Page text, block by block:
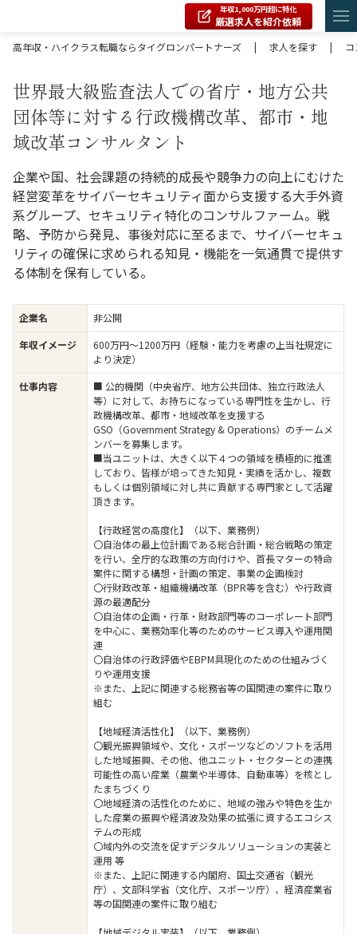
年収1,000万円超に特化
厳選求人を紹介依頼
高年収・ハイクラス転職ならタイグロンパートナーズ
| 求人を探す |
世界最大級監査法人での省庁・地方公共
団体等に対する行政機構改革、都市・地
域改革コンサルタント
企業や国、社会課題の持続的成長や競争力の向上にむけた
経営変革をサイバーセキュリティ面から支援する大手外資
系グループ、セキュリティ特化のコンサルファーム。戦
略、予防から発見、事後対応に至るまで、サイバーセキュ
リティの確保に求められる知見・機能を一気通貫で提供す
る体制を保有している。
企業名
非公開
年収イメージ
600万円〜1200万円（経験・能力を考慮の上当社規定に
より決定）
仕事内容
■ 公的機関（中央省庁、地方公共団体、独立行政法人
等）に対して、お持ちになっている専門性を生かし、行
政機構改革、都市・地域改革を支援する
GSO（Government Strategy & Operations）のチームメ
ンバーを募集します。
■当ユニットは、大きく以下４つの領域を積極的に推進
しており、皆様が培ってきた知見・実績を活かし、複数
もしくは個別領域に対し共に貢献する専門家として活躍
頂きます。
【行政経営の高度化】（以下、業務例）
〇自治体の最上位計画である総合計画・総合戦略の策定
を行い、全庁的な政策の方向付けや、首長マターの特命
案件に関する構想・計画の策定、事業の企画検討
〇行財政改革・組織機構改革（BPR等を含む）や行政資
源の最適配分
〇自治体の企画・行革・財政部門等のコーポレート部門
を中心に、業務効率化等のためのサービス導入や運用関
連
〇自治体の行政評価やEBPM具現化のための仕組みづく
りや運用支援
※また、上記に関連する総務省等の国関連の案件に取り
組む
【地域経済活性化】（以下、業務例）
〇観光振興領域や、文化・スポーツなどのソフトを活用
した地域振興、その他、他ユニット・セクターとの連携
可能性の高い産業（農業や半導体、自動車等）を核とし
たまちづくり
〇地域経済の活性化のために、地域の強みや特色を生か
した産業の振興や経済波及効果の拡張に資するエコシス
テムの形成
〇域内外の交流を促すデジタルソリューションの実装と
運用 等
※また、上記に関連する内閣府、国土交通省（観光
庁）、文部科学省（文化庁、スポーツ庁）、経済産業省
等の国関連の案件に取り組む